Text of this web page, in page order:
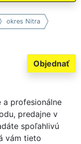
okres Nitra
Objednať
a profesionálne
predajne v
spoľahlivú
vám tieto